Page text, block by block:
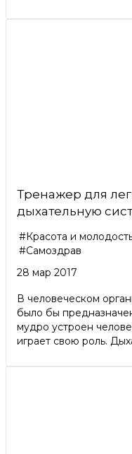
Тренажер для
дыхательную
#Красота и
#Самоздрав
28 мар 2017
В человеческом
было бы
мудро устроен
играет свою роль.